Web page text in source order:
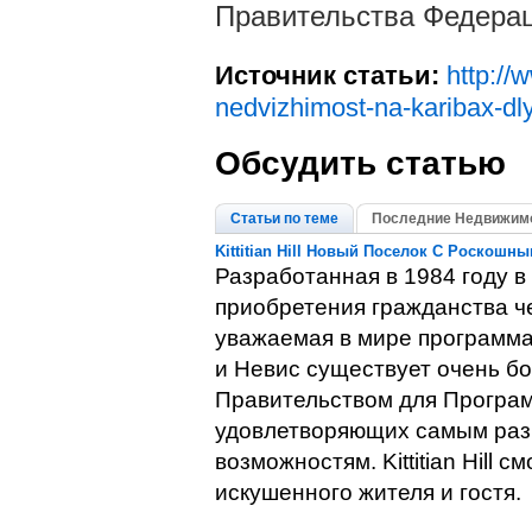
Правительства
Источник статьи: http://
nedvizhimost-na-karibax-
Обсудить статью
Статьи по теме Последние
Kittitian Hill Новый Поселок С
Разработанная в 1984 году
приобретения гражданства
уважаемая в мире
и Невис существует очень
Правительством для
удовлетворяющих самым
возможностям. Kittitian Hill
искушенного жителя и гостя.